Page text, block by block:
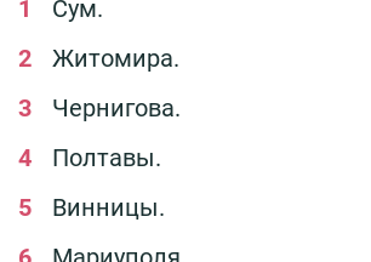
Сум.
Житомира.
Чернигова.
Полтавы.
Винницы.